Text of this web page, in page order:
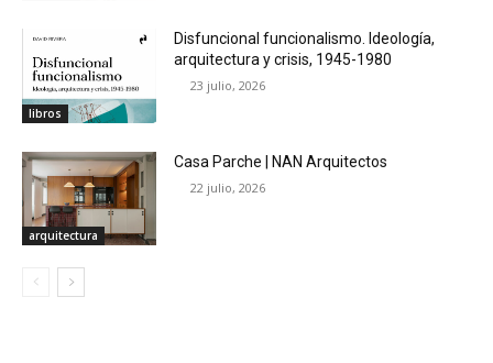
libros
Disfuncional funcionalismo. Ideología,
arquitectura y crisis, 1945-1980
23 julio, 2026
arquitectura
Casa Parche | NAN Arquitectos
22 julio, 2026